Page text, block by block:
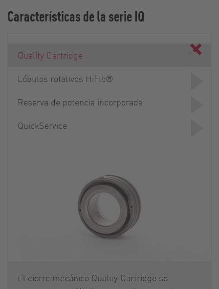
Características de la serie IQ
Quality Cartridge
Lóbulos rotativos HiFlo®
Reserva de potencia incorporada
QuickService
El cierre mecánico Quality Cartridge se